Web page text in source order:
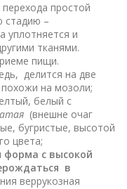
простой
стадию –
уплотняется и
тканями.
пищи.
делится на две
на мозоли;
белый с
(внешне очаг
бугристые, высотой
цвета;
форма с высокой
в
веррукозная